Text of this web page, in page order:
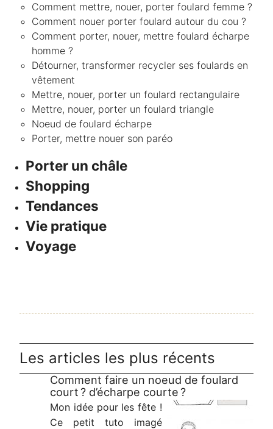
Comment mettre, nouer, porter foulard femme ?
Comment nouer porter foulard autour du cou ?
Comment porter, nouer, mettre foulard écharpe
homme ?
Détourner, transformer recycler ses foulards en
vêtement
Mettre, nouer, porter un foulard rectangulaire
Mettre, nouer, porter un foulard triangle
Noeud de foulard écharpe
Porter, mettre nouer son paréo
Porter un châle
Shopping
Tendances
Vie pratique
Voyage
Les articles les plus récents
Comment faire un noeud de foulard
court ? d’écharpe courte ?
Mon idée pour les fête !
Ce petit tuto imagé